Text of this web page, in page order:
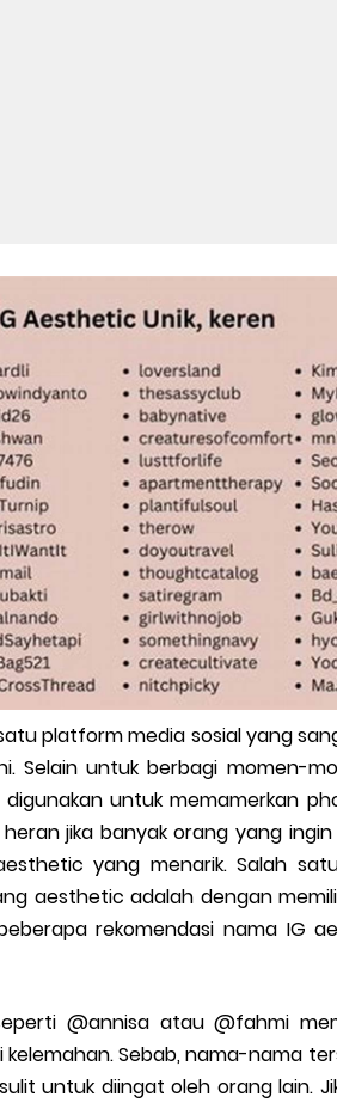
Windows 10: Solusi Terbaik Untuk
Universal: Solusi Praktis Untuk
Cara Mudah Membuat Dan
Windows 10
Panggilan Di Ig
Android: Apa Itu Dan Bagaimana
Pasangan: Cara Terbaik Untuk
Windows Ori
Ig Dengan Mudah
Android: Solusi Praktis Untuk
Call, tapi Download Aplikasinya Dulu,
platform media sosial yang
Selain untuk berbagi momen-
untuk memamerkan
jika banyak orang yang ingin
yang menarik. Salah
aesthetic adalah dengan
rekomendasi nama IG
@annisa atau @fahmi
kelemahan. Sebab, nama-nama
untuk diingat oleh orang lain.